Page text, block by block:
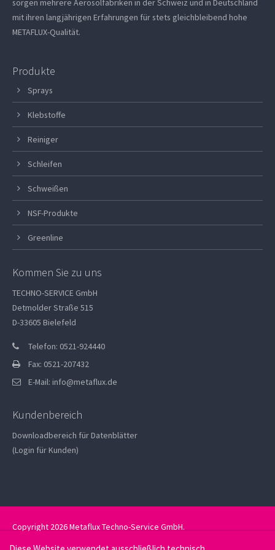
sorgen mehrere Aerosolfabriken in der Schweiz und in Deutschland
mit ihren langjährigen Erfahrungen für stets gleichbleibend hohe
METAFLUX-Qualität.
Produkte
Sprays
Klebstoffe
Reiniger
Schleifen
Schweißen
NSF-Produkte
Greenline
Kommen Sie zu uns
TECHNO-SERVICE GmbH
Detmolder Straße 515
D-33605 Bielefeld
Telefon: 0521-924440
Fax: 0521-207432
E-Mail: info@metaflux.de
Kundenbereich
Downloadbereich für Datenblätter
(Login für Kunden)
Copyright 2026 Metaflux Techno-Service GmbH.
Datenschutz
Impressum